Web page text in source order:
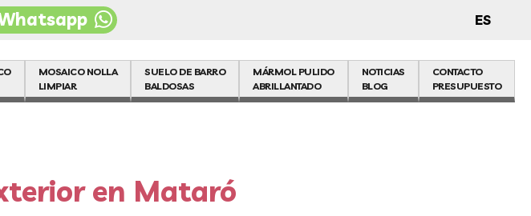
ES
MOSAICO NOLLA
LIMPIAR
SUELO DE BARRO
BALDOSAS
MÁRMOL PULIDO
ABRILLANTADO
NOTICIAS
BLOG
CONTACTO
PRESUPUESTO
en Mataró